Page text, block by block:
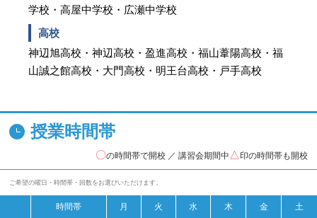
学校・高屋中学校・広瀬中学校
高校
神辺旭高校・神辺高校・盈進高校・福山葦陽高校・福
山誠之館高校・大門高校・明王台高校・戸手高校
授業時間帯
〇の時間帯で開校 ／ 講習会期間中 △印の時間帯も開校
ご希望の曜日・時間帯・回数をお選びいただけます。
時間帯 月 火 水 木 金 土